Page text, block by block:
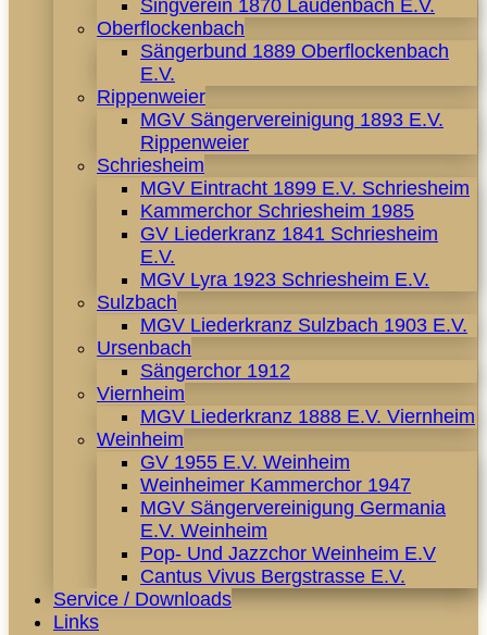
Singverein 1870 Laudenbach E.V.
Oberflockenbach
Sängerbund 1889 Oberflockenbach
E.V.
Rippenweier
MGV Sängervereinigung 1893 E.V.
Rippenweier
Schriesheim
MGV Eintracht 1899 E.V. Schriesheim
Kammerchor Schriesheim 1985
GV Liederkranz 1841 Schriesheim
E.V.
MGV Lyra 1923 Schriesheim E.V.
Sulzbach
MGV Liederkranz Sulzbach 1903 E.V.
Ursenbach
Sängerchor 1912
Viernheim
MGV Liederkranz 1888 E.V. Viernheim
Weinheim
GV 1955 E.V. Weinheim
Weinheimer Kammerchor 1947
MGV Sängervereinigung Germania
E.V. Weinheim
Pop- Und Jazzchor Weinheim E.V
Cantus Vivus Bergstrasse E.V.
Service / Downloads
Links